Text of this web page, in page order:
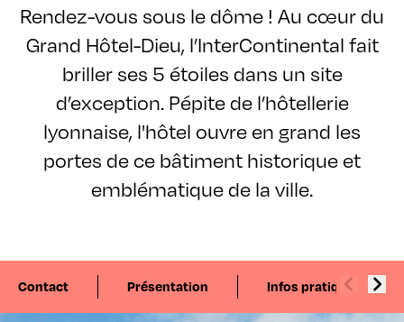
Rendez-vous sous le dôme ! Au cœur du
Grand Hôtel-Dieu, l’InterContinental fait
briller ses 5 étoiles dans un site
d’exception. Pépite de l’hôtellerie
lyonnaise, l'hôtel ouvre en grand les
portes de ce bâtiment historique et
emblématique de la ville.
Contact Présentation Infos pratiques